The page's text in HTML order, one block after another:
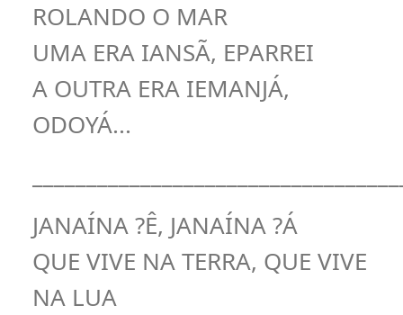
ROLANDO O MAR
UMA ERA IANSÃ, EPARREI
A OUTRA ERA IEMANJÁ,
ODOYÁ...
JANAÍNA ?Ê, JANAÍNA ?Á
QUE VIVE NA TERRA, QUE VIVE
NA LUA